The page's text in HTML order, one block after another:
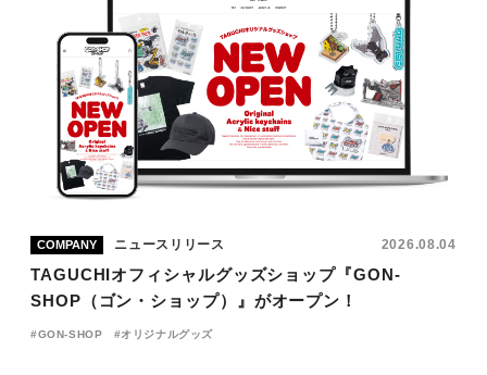
COMPANY ニュースリリース 2026.08.04
TAGUCHIオフィシャルグッズショップ『GON-
SHOP（ゴン・ショップ）』がオープン！
GON-SHOP オリジナルグッズ